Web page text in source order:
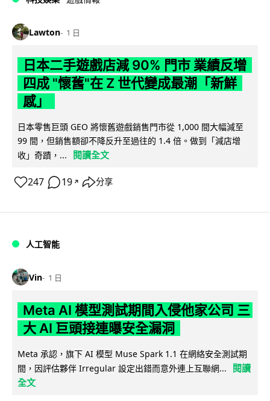
Lawton 1 日
日本二手遊戲店減 90% 門市 業績反增
四成 "懷舊"在 Z 世代變成最潮「新鮮
感」
日本零售巨頭 GEO 將懷舊遊戲銷售門市從 1,000 間大幅減至
99 間，但銷售額卻不降反升至過往的 1.4 倍。做到「減店增
收」奇蹟，...
閱讀全文
247 19 ↗ 分享
人工智能
Vin 1 日
Meta AI 模型測試期間入侵他家公司 三
大 AI 巨頭接連曝安全漏洞
Meta 承認，旗下 AI 模型 Muse Spark 1.1 在網絡安全測試期
間，因評估夥伴 Irregular 設定出錯而意外連上互聯網...
閱讀
全文